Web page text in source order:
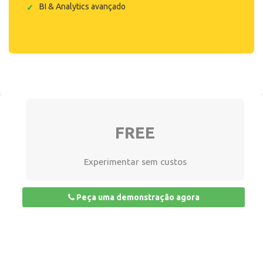
BI & Analytics avançado
FREE
Experimentar sem custos
Peça uma demonstração agora